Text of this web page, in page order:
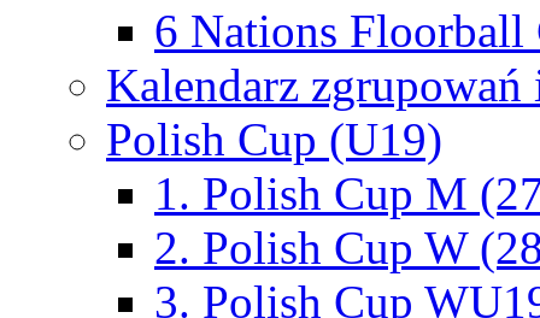
6 Nations Floorball
Kalendarz
Polish Cup (U19)
1. Polish Cup M
2. Polish Cup W
3. Polish Cup